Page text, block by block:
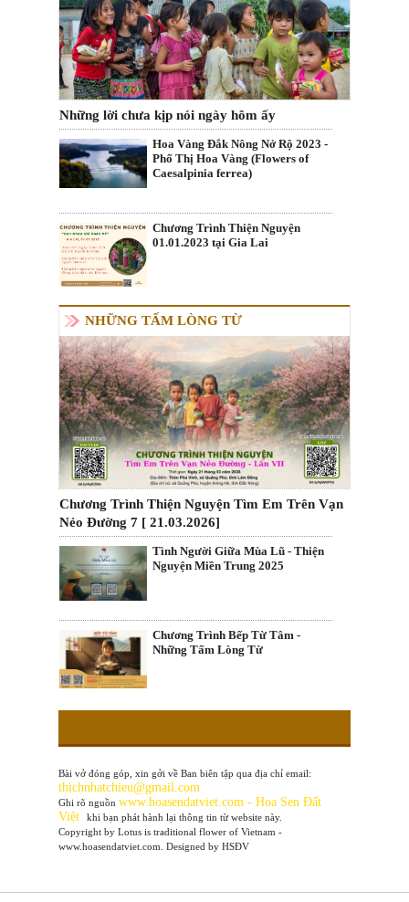
Những lời chưa kịp nói ngày hôm ấy
Hoa Vàng Đắk Nông Nở Rộ 2023 -
Phố Thị Hoa Vàng (Flowers of
Caesalpinia ferrea)
Chương Trình Thiện Nguyện
01.01.2023 tại Gia Lai
NHỮNG TẤM LÒNG TỪ
Chương Trình Thiện Nguyện Tìm Em Trên Vạn
Nẻo Đường 7 [ 21.03.2026]
Tình Người Giữa Mùa Lũ - Thiện
Nguyện Miền Trung 2025
Chương Trình Bếp Từ Tâm -
Những Tấm Lòng Từ
Bài vở đóng góp, xin gởi về Ban biên tập qua địa chỉ email:
thichnhatchieu@gmail.com
Ghi rõ nguồn www.hoasendatviet.com - Hoa Sen Đất
Việt
khi bạn phát hành lại thông tin từ website này.
Copyright by Lotus is traditional flower of Vietnam -
www.hoasendatviet.com. Designed by HSĐV